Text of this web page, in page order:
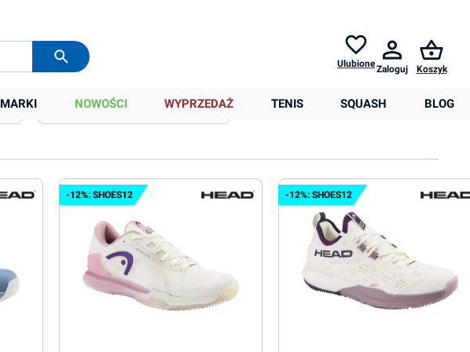
UlubioneZaloguj Koszyk
MARKI NOWOŚCI WYPRZEDAŻ TENIS SQUASH BLOG
Więcej filtrów Sortowanie
-12%: SHOES12 -12%: SHOES12